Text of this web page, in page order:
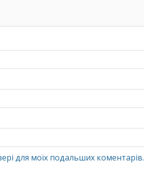
для моїх подальших коментарів.